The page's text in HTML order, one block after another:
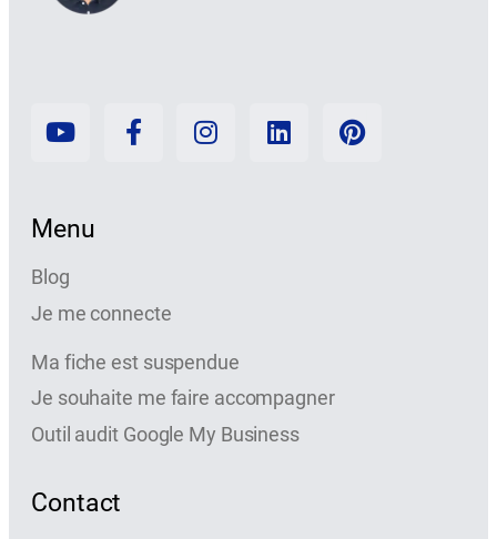
Menu
Blog
Je me connecte
Ma fiche est suspendue
Je souhaite me faire accompagner
Outil audit Google My Business
Contact